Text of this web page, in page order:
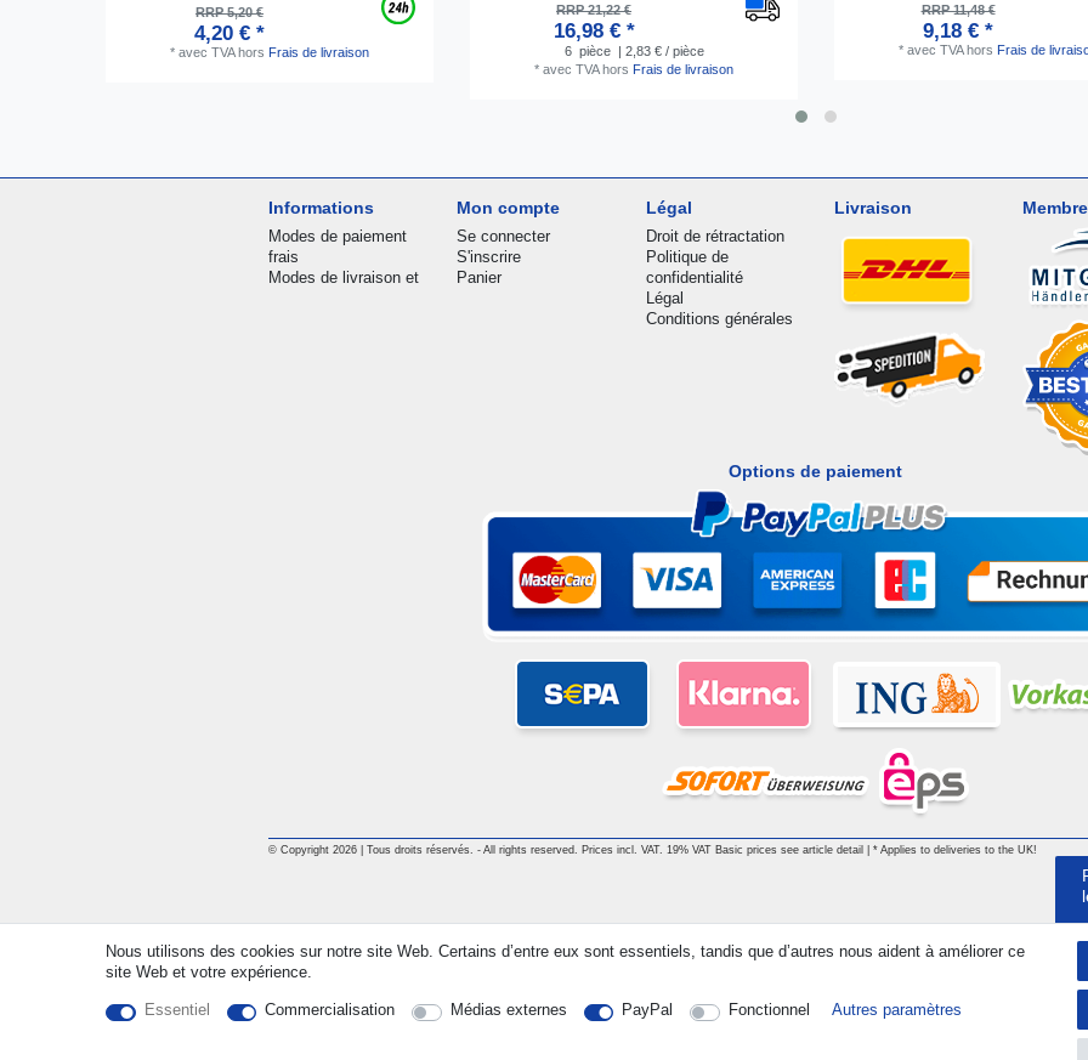
RRP 5,20 €
4,20 € *
* avec TVAhors Frais de livraison
RRP 21,22 €
16,98 € *
6 pièce
| 2,83 € / pièce
* avec TVAhors Frais de livraison
RRP 11,48 €
9,18 € *
* avec TVAhors Frais de
Informations
Modes de paiement
frais
Modes de livraison et
Mon compte
Se connecter
S'inscrire
Panier
Légal
Droit de rétractation
Politique de
confidentialité
Légal
Conditions générales
Livraison
Options de paiement
© Copyright 2026 | Tous droits réservés. - All rights reserved. Prices incl. VAT. 19% VAT Basic prices see article detail | * Applies to deliveries to the UK!
Nous utilisons des cookies sur notre site Web. Certains d’entre eux sont essentiels, tandis que d’autres nous aident à améliorer ce
site Web et votre expérience.
Essentiel Commercialisation Médias externes PayPal Fonctionnel Autres paramètres